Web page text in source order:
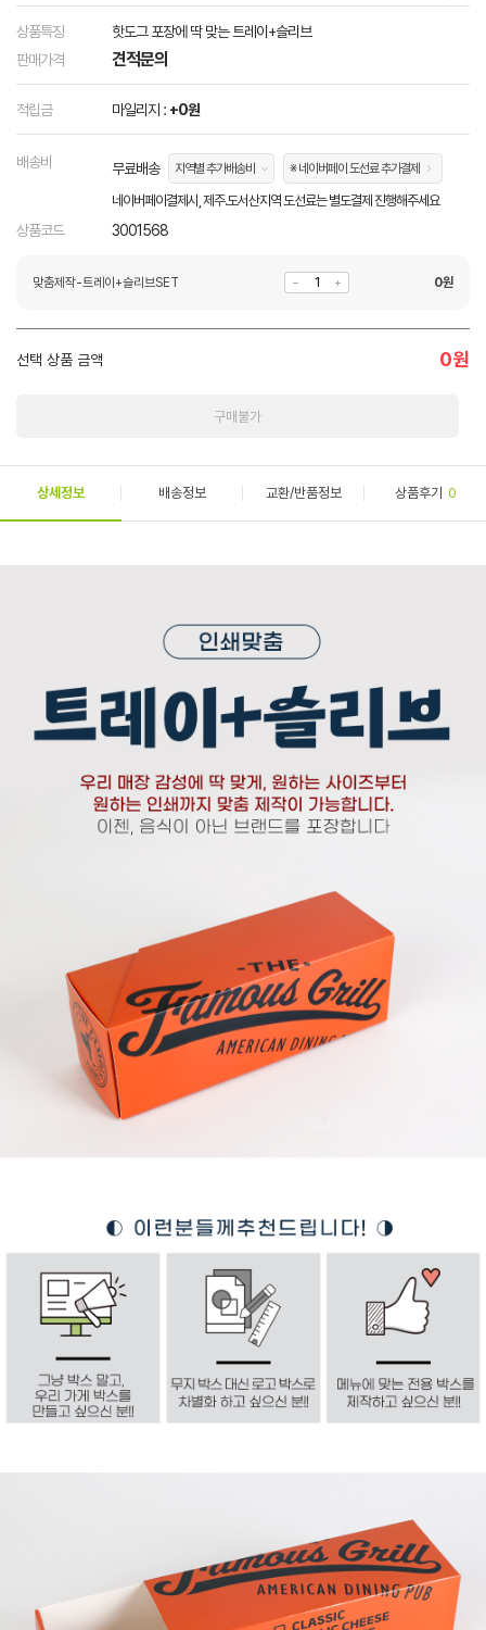
상품특징
핫도그 포장에 딱 맞는 트레이+슬리브
판매가격
견적문의
적립금 마일리지 : +0원
배송비 무료배송 지역별 추가배송비 ※ 네이버페이 도선료 추가결제
네이버페이결제시, 제주.도서산지역 도선료는 별도결제 진행해주세요
상품코드 3001568
맞춤제작-트레이+슬리브SET 0원
선택 상품 금액 0원
구매불가
상세정보 배송정보 교환/반품정보 상품후기 0